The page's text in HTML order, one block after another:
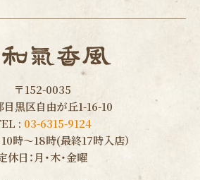
〒152-0035
目黒区自由が丘1-16-10
: 03-6315-9124
時〜18時(最終17時入店）
休日：月・木・金曜